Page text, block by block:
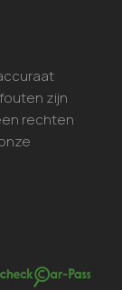
zijn
rechten